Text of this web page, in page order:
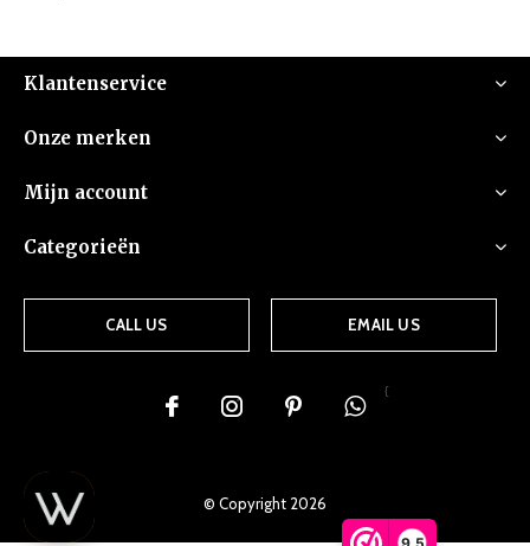
9,5
Klantenservice
Onze merken
Mijn account
Categorieën
CALL US EMAIL US
{
© Copyright 2026